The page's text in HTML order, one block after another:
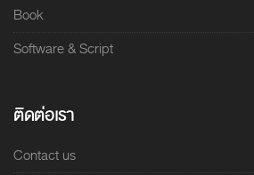
Book
Software & Script
ติดต่อเรา
Contact us